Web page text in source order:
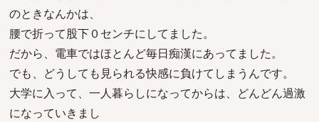
のときなんかは、
腰で折って股下０センチにしてました。
だから、電車ではほとんど毎日痴漢にあってました。
でも、どうしても見られる快感に負けてしまうんです。
大学に入って、一人暮らしになってからは、どんどん過激
になっていきまし